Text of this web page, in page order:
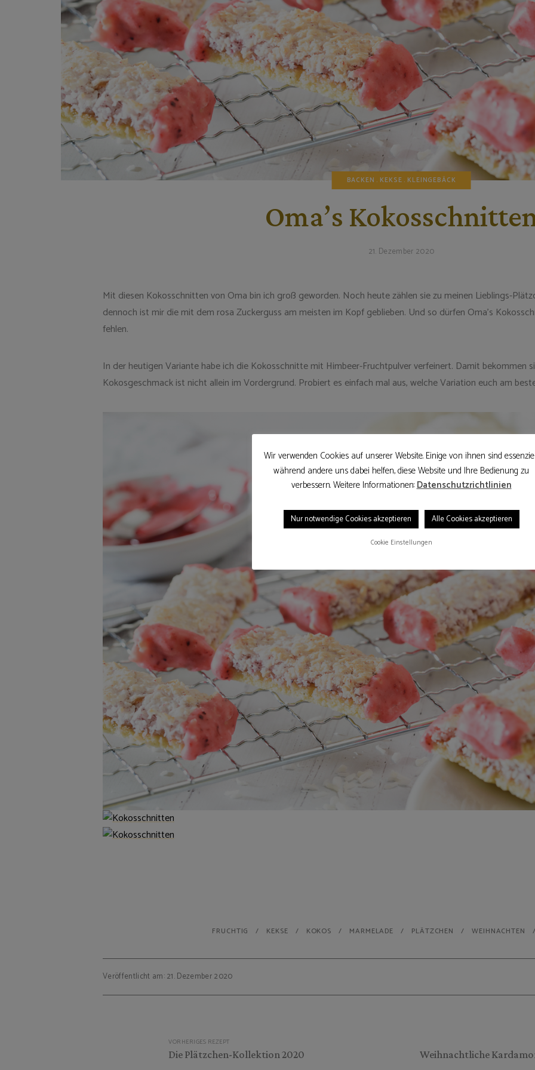
BACKEN KEKSE KLEINGEBÄCK
Oma’s
21. Dezember 2020
Mit diesen Kokosschnitten von Oma bin ich groß geworden. Noch heute zählen sie zu meinen Lieblings-
dennoch ist mir die mit dem rosa Zuckerguss am meisten im Kopf geblieben. Und so dürfen Oma’s
fehlen.
In der heutigen Variante habe ich die Kokosschnitte mit Himbeer-Fruchtpulver verfeinert. Damit bekommen
Kokosgeschmack ist nicht allein im Vordergrund. Probiert es einfach mal aus, welche Variation euch am
FRUCHTIG KEKSE KOKOS MARMELADE PLÄTZCHEN WEIHNACHTEN
Veröffentlicht am: 21. Dezember 2020
VORHERIGES REZEPT
Die Plätzchen-Kollektion 2020 Weihnachtliche
Wir verwenden Cookies auf unserer Website. Einige von ihnen sind
während andere uns dabei helfen, diese Website und Ihre Bedienung zu
verbessern. Weitere Informationen:Datenschutzrichtlinien
Nur notwendige Cookies akzeptieren Alle Cookies akzeptieren
Cookie Einstellungen